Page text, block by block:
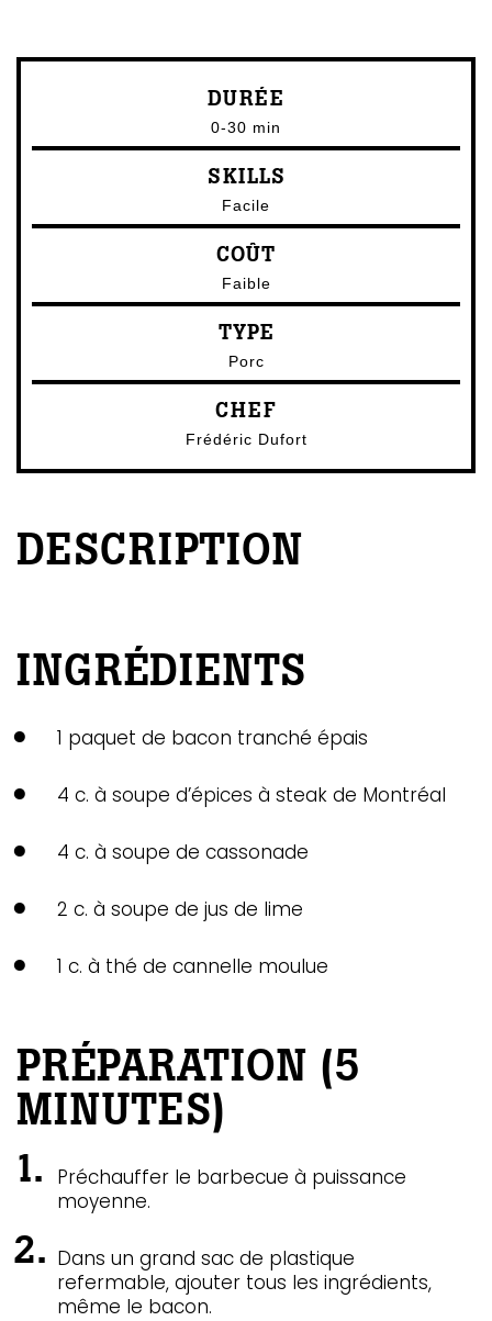
DURÉE
0-30 min
SKILLS
Facile
COÛT
Faible
TYPE
Porc
CHEF
Frédéric Dufort
DESCRIPTION
INGRÉDIENTS
1 paquet de bacon tranché épais
4 c. à soupe d’épices à steak de Montréal
4 c. à soupe de cassonade
2 c. à soupe de jus de lime
1 c. à thé de cannelle moulue
PRÉPARATION (5
MINUTES)
Préchauffer le barbecue à puissance
moyenne.
Dans un grand sac de plastique
refermable, ajouter tous les ingrédients,
même le bacon.